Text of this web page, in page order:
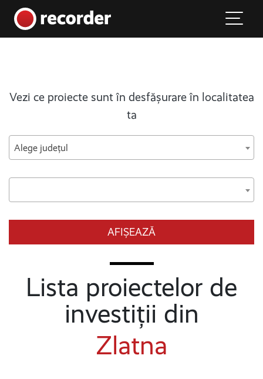
Main Navigation
Vezi ce proiecte sunt în desfășurare în localitatea
ta
Alege județul
AFIȘEAZĂ
Lista proiectelor de
investiții din
Zlatna